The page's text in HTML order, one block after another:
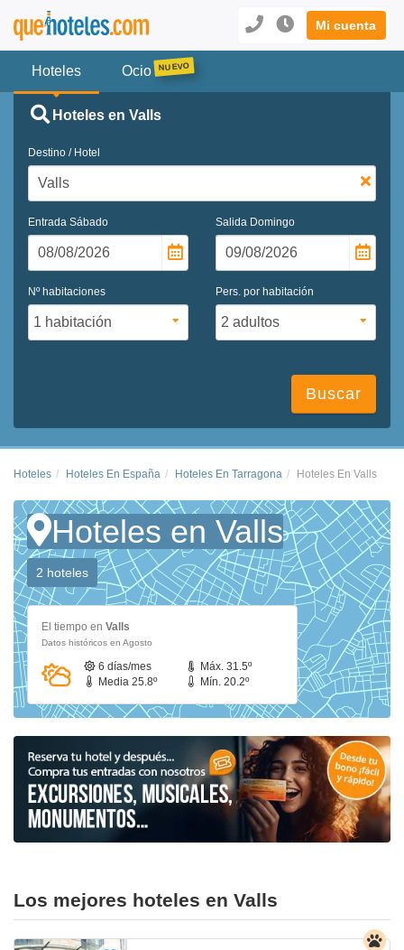
Mi cuenta
Hoteles Ocio
Hoteles en Valls
Destino / Hotel
Entrada Sábado Salida Domingo
Nº habitaciones Pers. por habitación
Buscar
Hoteles Hoteles En España Hoteles En Tarragona Hoteles En Valls
Hoteles en Valls
2 hoteles
El tiempo en Valls
Datos históricos en Agosto
6 días/mes
Máx. 31.5º
Media 25.8º
Mín. 20.2º
Los mejores hoteles en Valls